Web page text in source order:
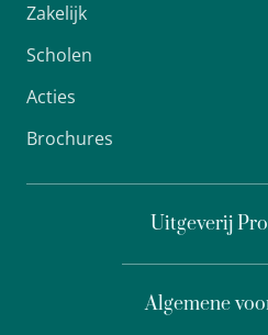
Zakelijk
Scholen
Acties
Brochures
Uitgeverij
Algemene